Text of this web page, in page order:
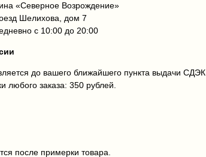
«Северное Возрождение»
Шелихова, дом 7
с 10:00 до 20:00
до вашего ближайшего пункта выдачи СДЭК
любого заказа: 350 рублей.
после примерки товара.